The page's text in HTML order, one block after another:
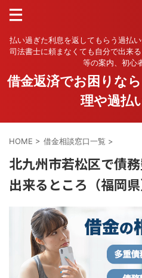
払い過ぎた利息を返してもらう過払
司法書士に頼まなくても自分で出来
等の案内、初心
借金返済でお困りな
理や過払
HOME > 借金相談窓口一覧 >
北九州市若松区で債
出来るところ（福岡県